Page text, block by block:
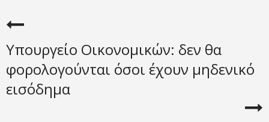
Υπουργείο Οικονομικών: δεν θα
φορολογούνται όσοι έχουν μηδενικό
εισόδημα